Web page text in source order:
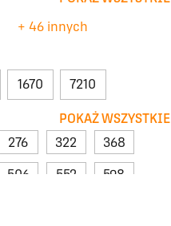
+ 46 innych
1670 7210
POKAŻ WSZYSTKIE
276 322 368
506 552 598